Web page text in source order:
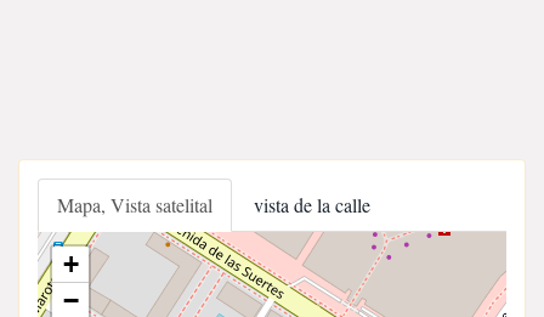
Mapa, Vista satelital vista de la calle
+
−